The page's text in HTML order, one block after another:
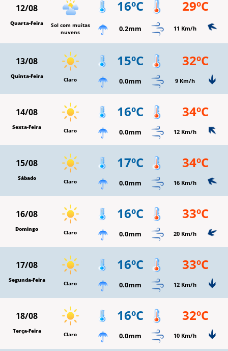
12/08
Quarta-Feira
Sol com muitas
nuvens
16ºC 29ºC
0.2mm 11 Km/h
13/08
Quinta-Feira Claro
15ºC 32ºC
0.0mm 9 Km/h
14/08
Sexta-Feira Claro
16ºC 34ºC
0.0mm 12 Km/h
15/08
Sábado Claro
17ºC 34ºC
0.0mm 16 Km/h
16/08
Domingo Claro
16ºC 33ºC
0.0mm 20 Km/h
17/08
Segunda-Feira Claro
16ºC 33ºC
0.0mm 12 Km/h
18/08
Terça-Feira Claro
16ºC 32ºC
0.0mm 10 Km/h